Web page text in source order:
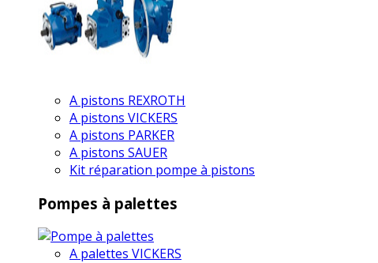
A pistons REXROTH
A pistons VICKERS
A pistons PARKER
A pistons SAUER
Kit réparation pompe à pistons
Pompes à palettes
A palettes VICKERS